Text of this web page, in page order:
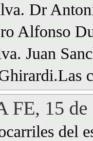
Dr
Alfonso
Juan
FE, 15 de
del